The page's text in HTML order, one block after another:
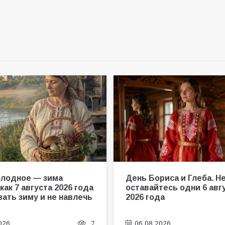
— зима
7 августа 2026 года
зиму и не навлечь
День Бориса и Глеба.
оставайтесь одни 6
2026 года